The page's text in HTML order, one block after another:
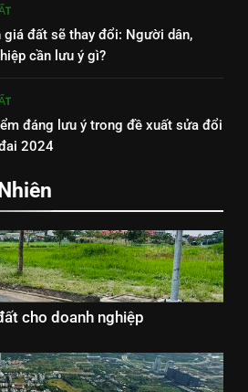
giá đất sẽ thay đổi: Người dân,
cần lưu ý gì?
đáng lưu ý trong đề xuất sửa đổi
2024
cho doanh nghiệp